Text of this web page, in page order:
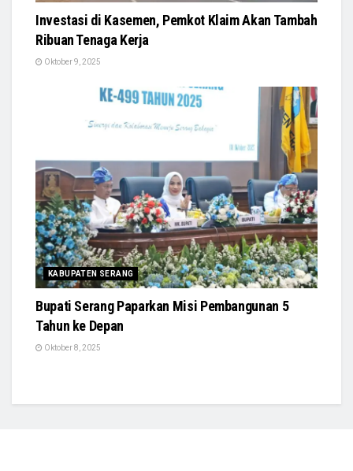
Investasi di Kasemen, Pemkot Klaim Akan Tambah
Ribuan Tenaga Kerja
Oktober 9, 2025
KABUPATEN SERANG
Bupati Serang Paparkan Misi Pembangunan 5
Tahun ke Depan
Oktober 8, 2025